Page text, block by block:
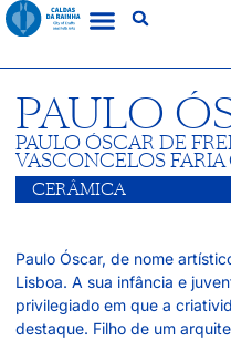
PAULO
PAULO ÓSCAR DE
VASCONCELOS
CERÂMICA
Paulo Óscar, de nome
Lisboa. A sua infância e
privilegiado em que a
destaque. Filho de um